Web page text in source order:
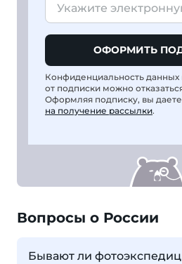
ОФОРМИТЬ
Конфиденциальность данных
от подписки можно
Оформляя подписку, вы даете
на получение рассылки.
Вопросы о России
Бывают ли